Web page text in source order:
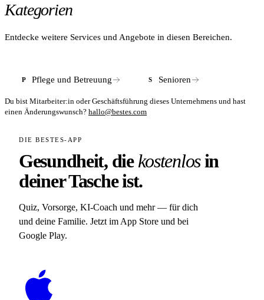
In Österreich kann das staatliche Pflegegeld zur Finanzierung
berät dazu im Erstgespräch.
Kategorien
Entdecke weitere Services und Angebote in diesen Bereichen.
P Pflege und Betreuung S Senioren
Du bist Mitarbeiter:in oder Geschäftsführung dieses Unternehmens und hast
einen Änderungswunsch? hallo@bestes.com
DIE BESTES-APP
Gesundheit, diekostenlosin
deiner Tasche ist.
Quiz, Vorsorge, KI-Coach und mehr — für dich
und deine Familie. Jetzt im App Store und bei
Google Play.